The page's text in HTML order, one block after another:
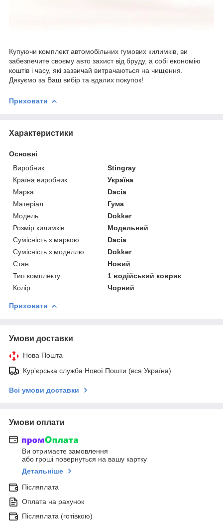
Купуючи комплект автомобільних гумових килимків, ви
забезпечите своєму авто захист від бруду, а собі економію
коштів і часу, які зазвичай витрачаються на чищення.
Дякуємо за Ваш вибір та вдалих покупок!
Приховати
Характеристики
Основні
Виробник
Stingray
Країна виробник
Україна
Марка
Dacia
Матеріал
Гума
Модель
Dokker
Розмір килимків
Модельний
Сумісність з маркою
Dacia
Сумісність з моделлю
Dokker
Стан
Новий
Тип комплекту
1 водійський коврик
Колір
Чорний
Приховати
Умови доставки
Нова Пошта
Кур'єрська служба Нової Пошти (вся Україна)
Всі умови доставки
Умови оплати
Ви отримаєте замовлення
або гроші повернуться на вашу картку
Детальніше
Післяплата
Оплата на рахунок
Післяплата (готівкою)